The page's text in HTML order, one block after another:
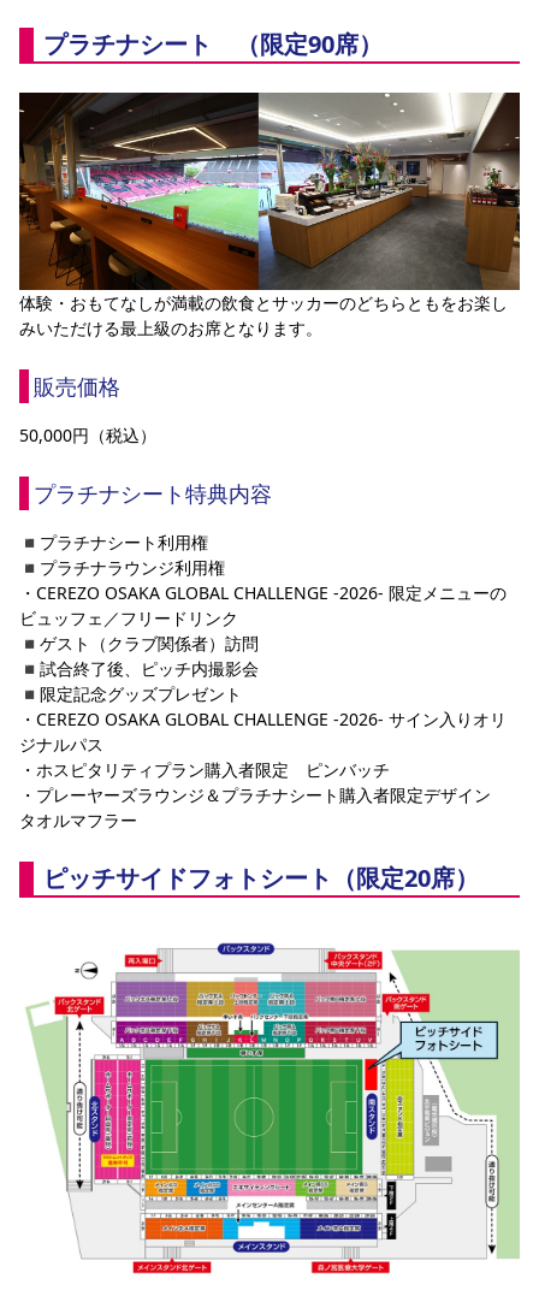
プラチナシート　（限定90席）
体験・おもてなしが満載の飲食とサッカーのどちらともをお楽し
みいただける最上級のお席となります。
販売価格
50,000円（税込）
プラチナシート特典内容
◾️プラチナシート利用権
◾️プラチナラウンジ利用権
・CEREZO OSAKA GLOBAL CHALLENGE -2026- 限定メニューの
ビュッフェ／フリードリンク
◾️ゲスト（クラブ関係者）訪問
◾️試合終了後、ピッチ内撮影会
◾️限定記念グッズプレゼント
・CEREZO OSAKA GLOBAL CHALLENGE -2026- サイン入りオリ
ジナルパス
・ホスピタリティプラン購入者限定　ピンバッチ
・プレーヤーズラウンジ＆プラチナシート購入者限定デザイン
タオルマフラー
ピッチサイドフォトシート（限定20席）